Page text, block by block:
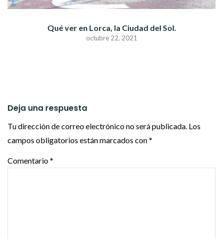
Qué ver en Lorca, la Ciudad del Sol.
octubre 22, 2021
Deja una respuesta
Tu dirección de correo electrónico no será publicada. Los
campos obligatorios están marcados con*
Comentario*